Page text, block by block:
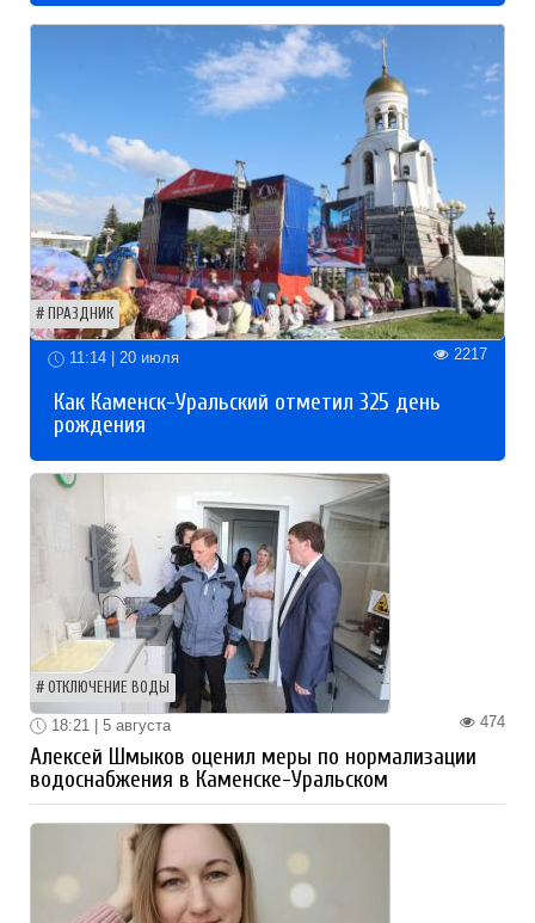
ПРАЗДНИК
11:14 | 20 июля 2217
Как Каменск-Уральский отметил 325 день
рождения
ОТКЛЮЧЕНИЕ ВОДЫ
474
18:21 | 5 августа
Алексей Шмыков оценил меры по нормализации
водоснабжения в Каменске-Уральском